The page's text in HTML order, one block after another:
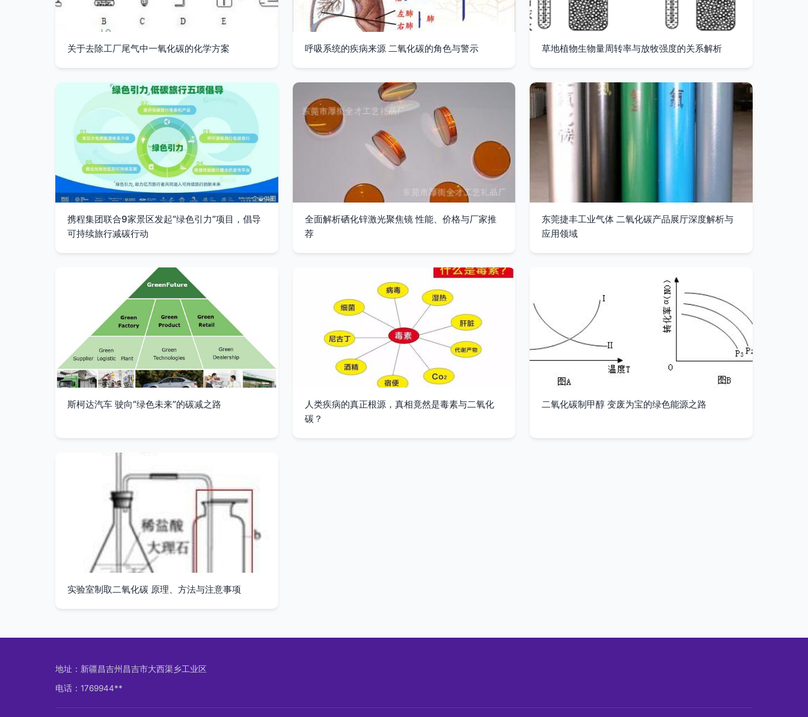
关于去除工厂尾气中一氧化碳的化学方案 呼吸系统的疾病来源 二氧化碳的角色与警示 草地植物生物量周转率与放牧强度的关系解析
携程集团联合9家景区发起“绿色引力”项目，倡导
可持续旅行减碳行动
全面解析硒化锌激光聚焦镜 性能、价格与厂家推
荐
东莞捷丰工业气体 二氧化碳产品展厅深度解析与
应用领域
斯柯达汽车 驶向“绿色未来”的碳减之路
人类疾病的真正根源，真相竟然是毒素与二氧化
碳？
二氧化碳制甲醇 变废为宝的绿色能源之路
实验室制取二氧化碳 原理、方法与注意事项
地址：新疆昌吉州昌吉市大西渠乡工业区
电话：1769944**